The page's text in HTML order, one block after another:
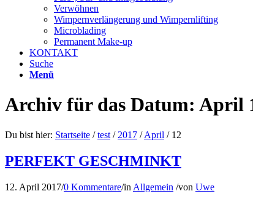
Verwöhnen
Wimpernverlängerung und Wimpernlifting
Microblading
Permanent Make-up
KONTAKT
Suche
Menü
Archiv für das Datum: April
Du bist hier: Startseite / test / 2017 / April / 12
PERFEKT GESCHMINKT
12. April 2017/0 Kommentare/in Allgemein /von Uwe